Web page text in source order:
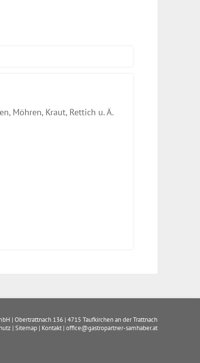
Möhren, Kraut, Rettich u. Ä.
| Obertrattnach 136 | 4715 Taufkirchen an der Trattnach
| Sitemap | Kontakt | office@gastropartner-samhaber.at